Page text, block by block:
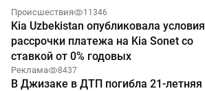
Происшествия 11346
Kia Uzbekistan опубликовала условия
рассрочки платежа на Kia Sonet со
ставкой от 0% годовых
Реклама 8437
В Джизаке в ДТП погибла 21-летняя